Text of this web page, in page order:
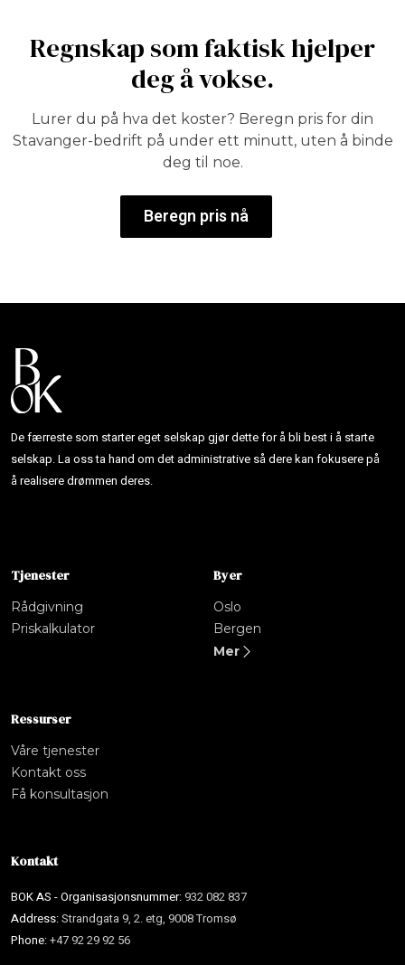
Regnskap som faktisk hjelper
deg å vokse.
Lurer du på hva det koster? Beregn pris for din
Stavanger-bedrift på under ett minutt, uten å binde
deg til noe.
Beregn pris nå
De færreste som starter eget selskap gjør dette for å bli best i å starte
selskap. La oss ta hand om det administrative så dere kan fokusere på
å realisere drømmen deres.
Tjenester
Rådgivning
Priskalkulator
Byer
Oslo
Bergen
Mer
Ressurser
Våre tjenester
Kontakt oss
Få konsultasjon
Kontakt
BOK AS - Organisasjonsnummer:932 082 837
Address:Strandgata 9, 2. etg, 9008 Tromsø
Phone:+47 92 29 92 56